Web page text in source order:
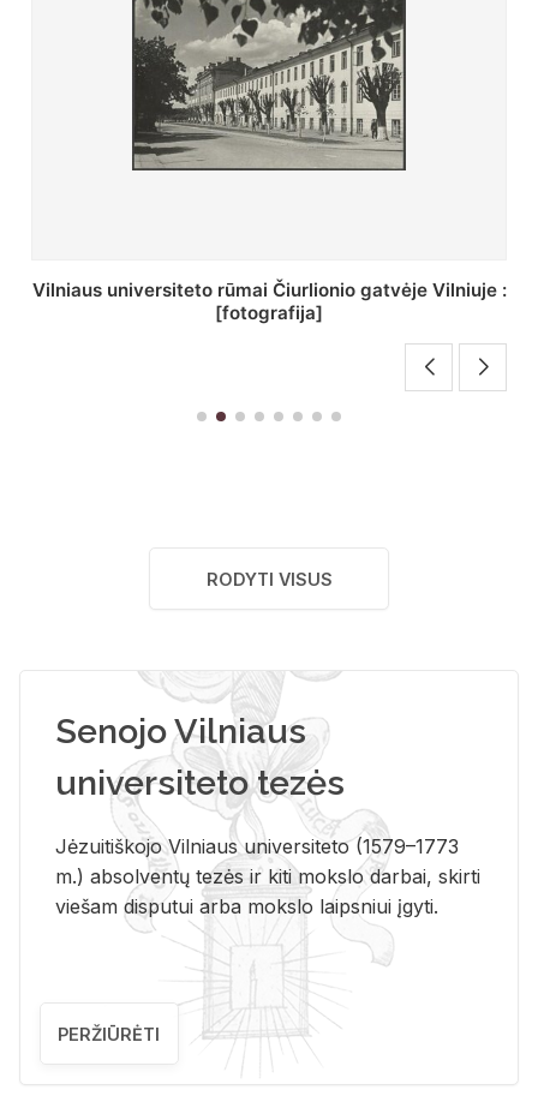
St. Batoro universiteto J. Pilsudskio kolegija :
[fotografija]
RODYTI VISUS
Senojo Vilniaus
universiteto tezės
Jėzuitiškojo Vilniaus universiteto (1579–1773
m.) absolventų tezės ir kiti mokslo darbai, skirti
viešam disputui arba mokslo laipsniui įgyti.
PERŽIŪRĖTI